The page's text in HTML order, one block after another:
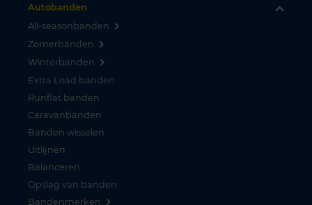
Autobanden
All-seasonbanden
Zomerbanden
Winterbanden
Extra Load banden
Runflat banden
Caravanbanden
Banden wisselen
Uitlijnen
Balanceren
Opslag van banden
Bandenmerken